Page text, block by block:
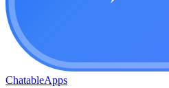
ChatableApps